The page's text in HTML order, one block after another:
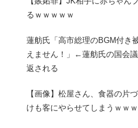
るｗｗｗｗｗ
蓮舫氏「高市総理のBGM付き
えません！」←蓮舫氏の国会
返される
【画像】松屋さん、食器の片
けも客にやらせてしまうｗｗ